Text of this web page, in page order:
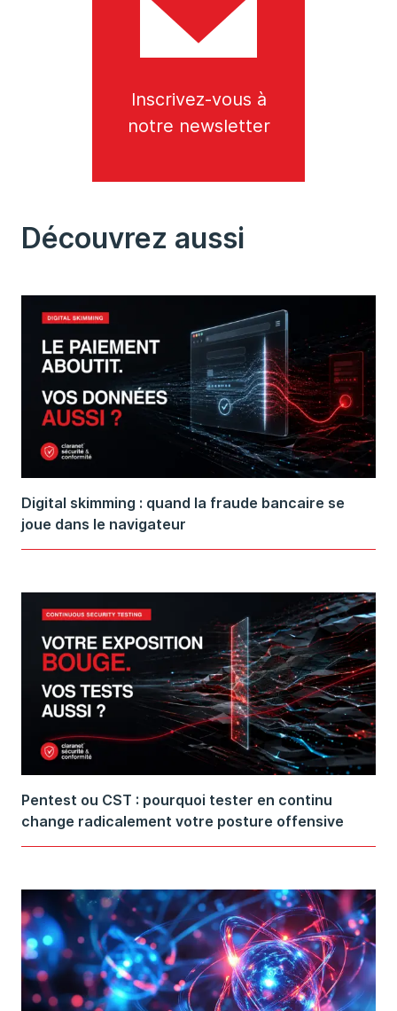
Inscrivez-vous à
notre newsletter
Découvrez aussi
Digital skimming : quand la fraude bancaire se
joue dans le navigateur
Pentest ou CST : pourquoi tester en continu
change radicalement votre posture offensive